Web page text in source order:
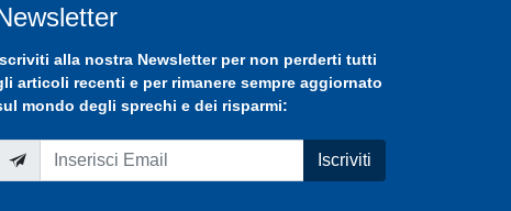
alla nostra Newsletterper non perderti tutti
articoli recenti e per rimanere sempre aggiornato
mondo degli sprechi e dei risparmi:
Iscriviti